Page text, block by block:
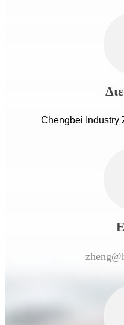
Chengbei Industry